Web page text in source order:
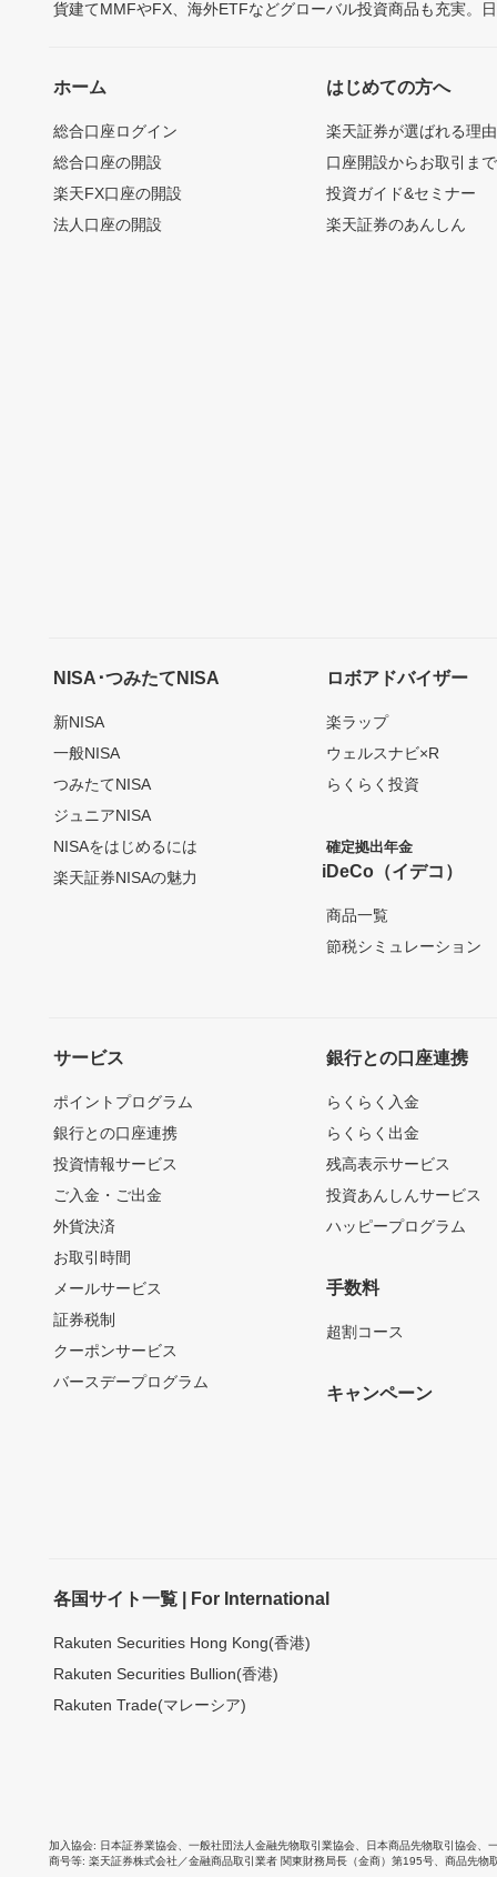
貨建てMMFやFX、海外ETFなどグローバル投資商品も充実。
ホーム
総合口座ログイン
総合口座の開設
楽天FX口座の開設
法人口座の開設
はじめての方へ
楽天証券が選ばれる理由
口座開設からお取引ま
投資ガイド&セミナー
楽天証券のあんしん
NISA･つみたてNISA
新NISA
一般NISA
つみたてNISA
ジュニアNISA
NISAをはじめるには
楽天証券NISAの魅力
ロボアドバイザー
楽ラップ
ウェルスナビ×R
らくらく投資
確定拠出年金
iDeCo（イデコ）
商品一覧
節税シミュレーション
サービス
ポイントプログラム
銀行との口座連携
投資情報サービス
ご入金・ご出金
外貨決済
お取引時間
メールサービス
証券税制
クーポンサービス
バースデープログラム
銀行との口座連携
らくらく入金
らくらく出金
残高表示サービス
投資あんしんサービス
ハッピープログラム
手数料
超割コース
キャンペーン
各国サイト一覧 | For International
Rakuten Securities Hong Kong(香港)
Rakuten Securities Bullion(香港)
Rakuten Trade(マレーシア)
加入協会 日本証券業協会 一般社団法人金融先物取引業協会 日本商品先物取引協会
商号等 楽天証券株式会社／金融商品取引業者 関東財務局長（金商）第195号、商品先物